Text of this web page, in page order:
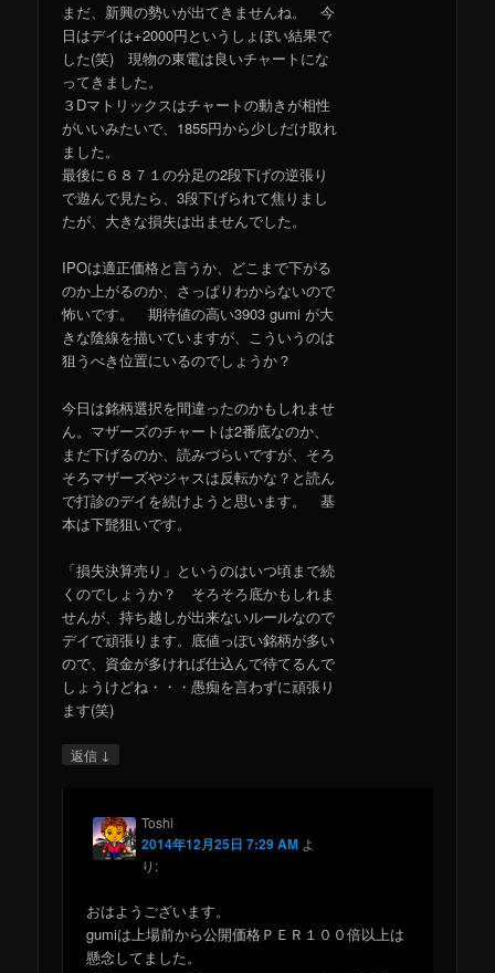
まだ、新興の勢いが出てきませんね。 今
日はデイは+2000円というしょぼい結果で
した(笑) 現物の東電は良いチャートにな
ってきました。
３Dマトリックスはチャートの動きが相性
がいいみたいで、1855円から少しだけ取れ
ました。
最後に６８７１の分足の2段下げの逆張り
で遊んで見たら、3段下げられて焦りまし
たが、大きな損失は出ませんでした。
IPOは適正価格と言うか、どこまで下がる
のか上がるのか、さっぱりわからないので
怖いです。 期待値の高い3903 gumi が大
きな陰線を描いていますが、こういうのは
狙うべき位置にいるのでしょうか？
今日は銘柄選択を間違ったのかもしれませ
ん。マザーズのチャートは2番底なのか、
まだ下げるのか、読みづらいですが、そろ
そろマザーズやジャスは反転かな？と読ん
で打診のデイを続けようと思います。 基
本は下髭狙いです。
「損失決算売り」というのはいつ頃まで続
くのでしょうか？ そろそろ底かもしれま
せんが、持ち越しが出来ないルールなので
デイで頑張ります。底値っぽい銘柄が多い
ので、資金が多ければ仕込んで待てるんで
しょうけどね・・・愚痴を言わずに頑張り
ます(笑)
返信 ↓
Toshi
2014年12月25日 7:29 AM よ
り:
おはようございます。
gumiは上場前から公開価格ＰＥＲ１００倍以上は
懸念してました。